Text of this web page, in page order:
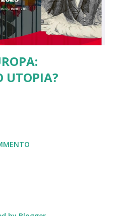
scelta ci rende...
UTOPIA?